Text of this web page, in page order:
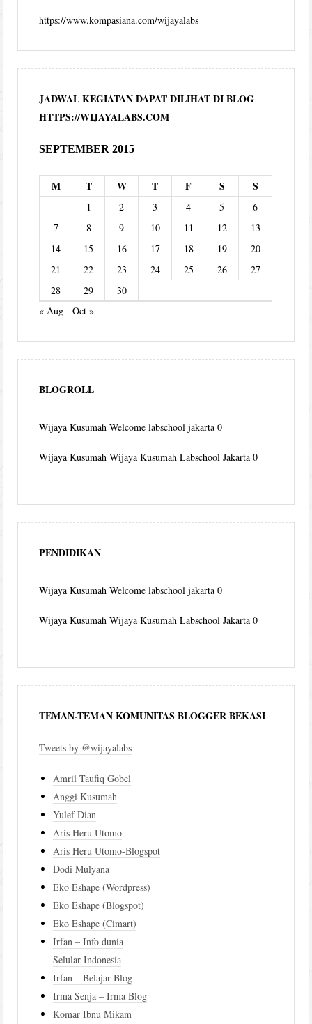
https://www.kompasiana.com/wijayalabs
JADWAL KEGIATAN DAPAT DILIHAT DI BLOG
HTTPS://WIJAYALABS.COM
SEPTEMBER 2015
M T W T F S S
1 2 3 4 5
6
7
8 9 10 11 12
13
14
15 16 17 18 19
20
21
22 23 24 25 26
27
28
29
30
« Aug
Oct »
BLOGROLL
Wijaya Kusumah Welcome labschool jakarta 0
Wijaya Kusumah Wijaya Kusumah Labschool Jakarta 0
PENDIDIKAN
Wijaya Kusumah Welcome labschool jakarta 0
Wijaya Kusumah Wijaya Kusumah Labschool Jakarta 0
TEMAN-TEMAN KOMUNITAS BLOGGER BEKASI
Tweets by @wijayalabs
Amril Taufiq Gobel
Anggi Kusumah
Yulef Dian
Aris Heru Utomo
Aris Heru Utomo-Blogspot
Dodi Mulyana
Eko Eshape (Wordpress)
Eko Eshape (Blogspot)
Eko Eshape (Cimart)
Irfan – Info dunia
Selular Indonesia
Irfan – Belajar Blog
Irma Senja – Irma Blog
Komar Ibnu Mikam